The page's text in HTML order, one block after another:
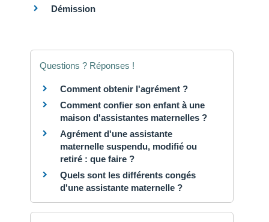
Démission
Questions ? Réponses !
Comment obtenir l'agrément ?
Comment confier son enfant à une
maison d'assistantes maternelles ?
Agrément d'une assistante
maternelle suspendu, modifié ou
retiré : que faire ?
Quels sont les différents congés
d'une assistante maternelle ?